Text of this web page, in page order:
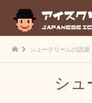
シュークリームの語源
シュ